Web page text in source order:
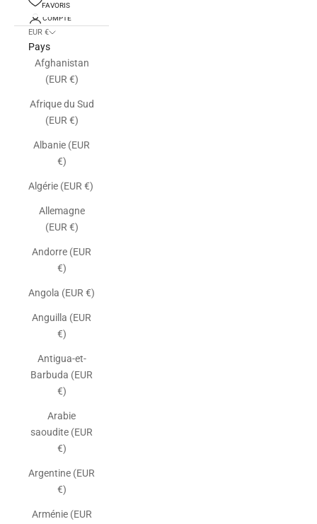
FAVORIS
COMPTE
EUR €
Pays
Afghanistan
(EUR €)
Afrique du Sud
(EUR €)
Albanie (EUR
€)
Algérie (EUR €)
Allemagne
(EUR €)
Andorre (EUR
€)
Angola (EUR €)
Anguilla (EUR
€)
Antigua-et-
Barbuda (EUR
€)
Arabie
saoudite (EUR
€)
Argentine (EUR
€)
Arménie (EUR